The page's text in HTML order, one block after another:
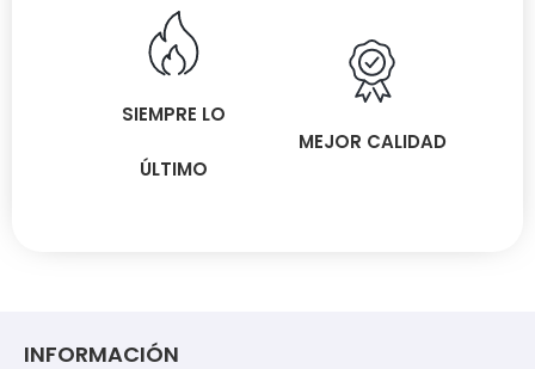
SIEMPRE LO
ÚLTIMO
MEJOR CALIDAD
INFORMACIÓN